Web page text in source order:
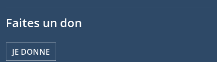
Faites un don
JE DONNE